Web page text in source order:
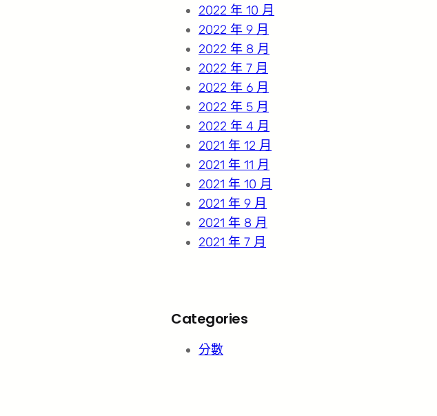
2022 年 10 月
2022 年 9 月
2022 年 8 月
2022 年 7 月
2022 年 6 月
2022 年 5 月
2022 年 4 月
2021 年 12 月
2021 年 11 月
2021 年 10 月
2021 年 9 月
2021 年 8 月
2021 年 7 月
Categories
分數